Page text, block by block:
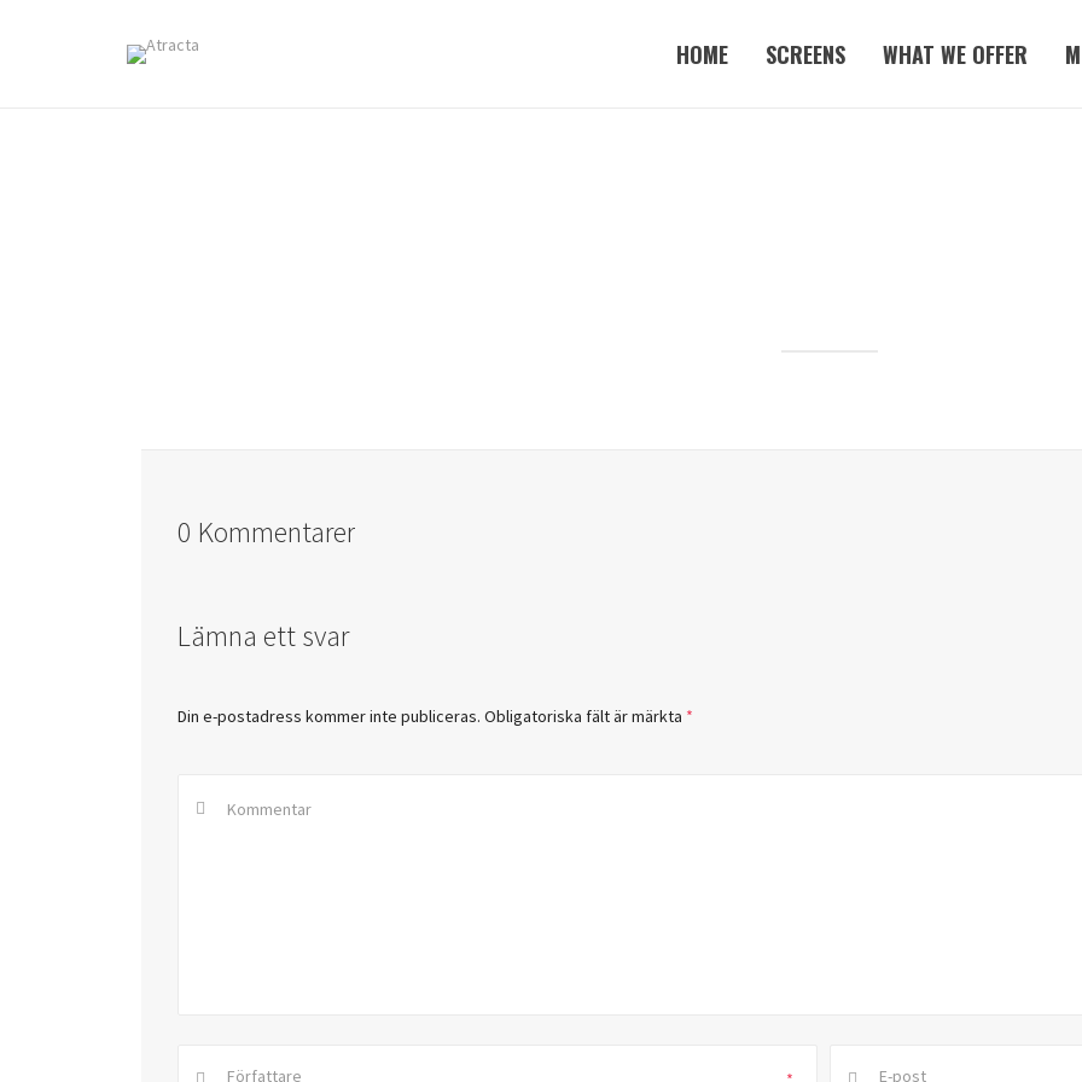
HOME SCREENS WHAT WE OFFER
0 Kommentarer
Lämna ett svar
Din e-postadress kommer inte publiceras. Obligatoriska fält är märkta *